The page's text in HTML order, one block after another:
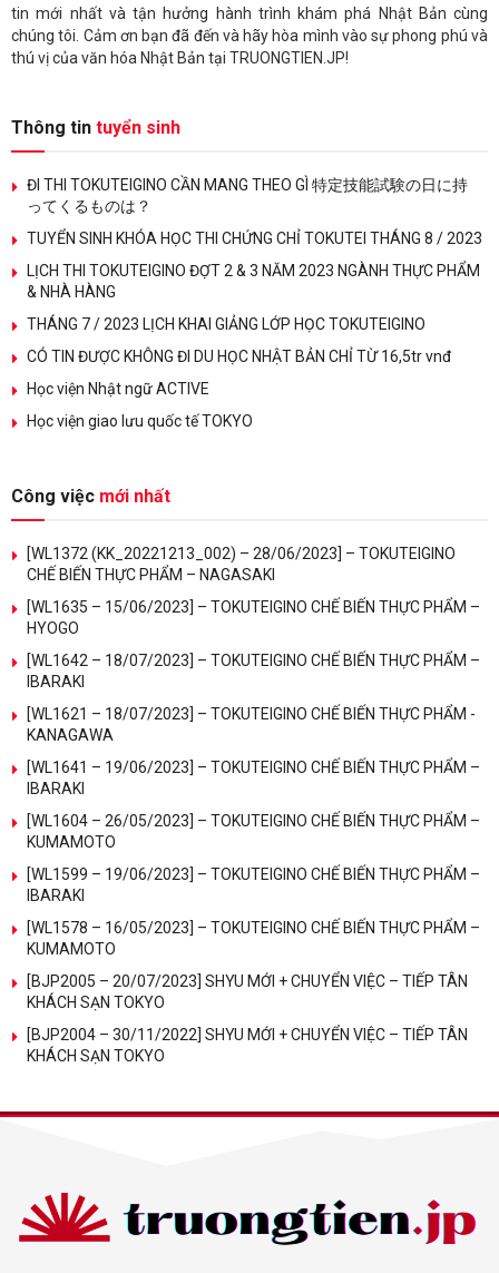
tin mới nhất và tận hưởng hành trình khám phá Nhật Bản cùng
chúng tôi. Cảm ơn bạn đã đến và hãy hòa mình vào sự phong phú và
thú vị của văn hóa Nhật Bản tại TRUONGTIEN.JP!
Thông tin tuyển sinh
ĐI THI TOKUTEIGINO CẦN MANG THEO GÌ 特定技能試験の日に持
ってくるものは？
TUYỂN SINH KHÓA HỌC THI CHỨNG CHỈ TOKUTEI THÁNG 8 / 2023
LỊCH THI TOKUTEIGINO ĐỢT 2 & 3 NĂM 2023 NGÀNH THỰC PHẨM
& NHÀ HÀNG
THÁNG 7 / 2023 LỊCH KHAI GIẢNG LỚP HỌC TOKUTEIGINO
CÓ TIN ĐƯỢC KHÔNG ĐI DU HỌC NHẬT BẢN CHỈ TỪ 16,5tr vnđ
Học viện Nhật ngữ ACTIVE
Học viện giao lưu quốc tế TOKYO
Công việc mới nhất
[WL1372 (KK_20221213_002) – 28/06/2023] – TOKUTEIGINO
CHẾ BIẾN THỰC PHẨM – NAGASAKI
[WL1635 – 15/06/2023] – TOKUTEIGINO CHẾ BIẾN THỰC PHẨM –
HYOGO
[WL1642 – 18/07/2023] – TOKUTEIGINO CHẾ BIẾN THỰC PHẨM –
IBARAKI
[WL1621 – 18/07/2023] – TOKUTEIGINO CHẾ BIẾN THỰC PHẨM -
KANAGAWA
[WL1641 – 19/06/2023] – TOKUTEIGINO CHẾ BIẾN THỰC PHẨM –
IBARAKI
[WL1604 – 26/05/2023] – TOKUTEIGINO CHẾ BIẾN THỰC PHẨM –
KUMAMOTO
[WL1599 – 19/06/2023] – TOKUTEIGINO CHẾ BIẾN THỰC PHẨM –
IBARAKI
[WL1578 – 16/05/2023] – TOKUTEIGINO CHẾ BIẾN THỰC PHẨM –
KUMAMOTO
[BJP2005 – 20/07/2023] SHYU MỚI + CHUYỂN VIỆC – TIẾP TÂN
KHÁCH SẠN TOKYO
[BJP2004 – 30/11/2022] SHYU MỚI + CHUYỂN VIỆC – TIẾP TÂN
KHÁCH SẠN TOKYO